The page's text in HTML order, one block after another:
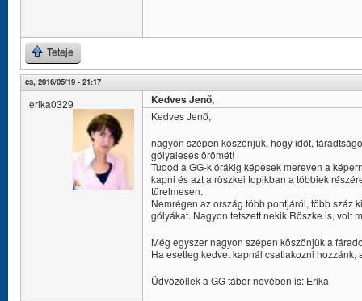
Teteje
cs, 2016/05/19 - 21:17
erika0329 Kedves Jenő,
Kedves Jenő,
nagyon szépen köszönjük, hogy időt,
gólyalesés örömét!
Tudod a GG-k órákig képesek mereven a
kapni és azt a röszkei topikban a többiek
türelmesen.
Nemrégen az ország több pontjáról, több száz
gólyákat. Nagyon tetszett nekik Röszke is, volt
Még egyszer nagyon szépen köszönjük a
Ha esetleg kedvet kapnál csatlakozni
Üdvözöllek a GG tábor nevében is: Erika